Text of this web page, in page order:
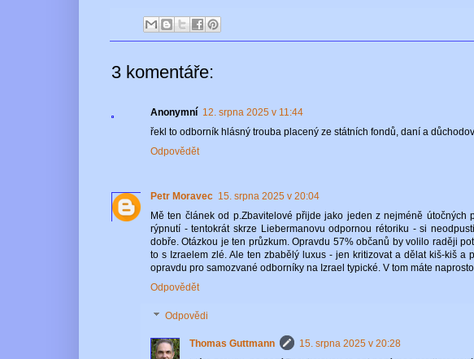
3 komentáře:
Anonymní 12. srpna 2025 v 11:44
řekl to odborník hlásný trouba placený ze státních fondů, daní a
Odpovědět
Petr Moravec 15. srpna 2025 v 20:04
Mě ten článek od p.Zbavitelové přijde jako jeden z nejméně
rýpnutí - tentokrát skrze Liebermanovu odpornou rétoriku - si
dobře. Otázkou je ten průzkum. Opravdu 57% občanů by volilo raději
to s Izraelem zlé. Ale ten zbabělý luxus - jen kritizovat a dělat kiš-kiš
opravdu pro samozvané odborníky na Izrael typické. V tom máte
Odpovědět
Odpovědi
Thomas Guttmann
15. srpna 2025 v 20:28